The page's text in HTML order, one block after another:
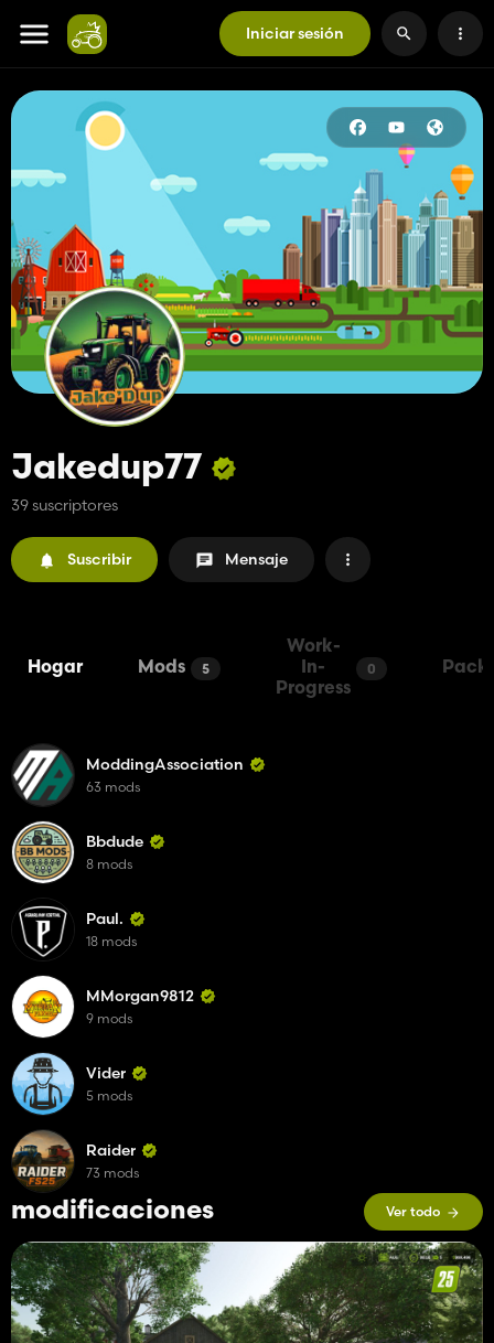
Iniciar sesión
Jakedup77
39 suscriptores
Suscribir Mensaje
Hogar Mods 5
Work-
In-
Progress
0
modificaciones Ver todo
ModdingAssociation
63 mods
Bbdude
8 mods
Paul.
18 mods
MMorgan9812
9 mods
Vider
5 mods
Raider
73 mods